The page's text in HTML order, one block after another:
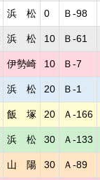
浜 松 0 Ｂ-98
浜 松 10 Ｂ-61
伊勢崎 10 Ｂ-7
浜 松 20 Ｂ-1
飯 塚 20 Ａ-166
浜 松 30 Ａ-133
山 陽 30 Ａ-89